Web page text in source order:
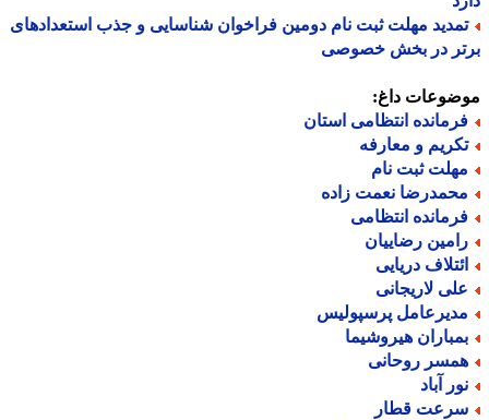
مهلت ثبت نام دومین فراخوان شناسایی و جذب استعدادهای
در بخش خصوصی
داغ:
انتظامی استان
و معارفه
ثبت نام
نعمت زاده
انتظامی
رضاییان
دریایی
لاریجانی
پرسپولیس
هیروشیما
روحانی
آباد
قطار